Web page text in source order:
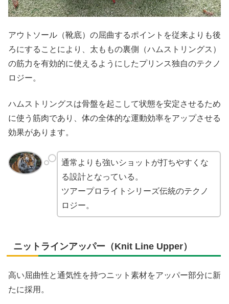
アウトソール（靴底）の屈曲するポイントを従来よりも後
ろにすることにより、太ももの裏側（ハムストリングス）
の筋力を有効的に使えるようにしたプリンス独自のテクノ
ロジー。
ハムストリングスは骨盤を起こして状態を安定させるため
に使う筋肉であり、体の全体的な運動効率をアップさせる
効果があります。
通常よりも強いショットが打ちやすくな
る設計となっている。
ツアープロライトシリーズ伝統のテクノ
ロジー。
ニットラインアッパー（Knit Line Upper）
高い屈曲性と通気性を持つニット素材をアッパー部分に新
たに採用。